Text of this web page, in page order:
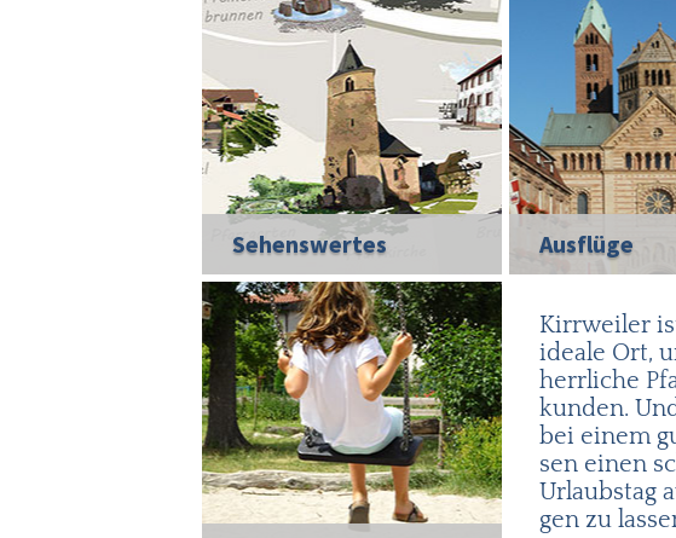
Sehenswertes Ausflüge
Kirr­weiler
idea­le Ort,
herr­li­che
kun­den.
bei ei­nem
sen einen
Ur­laubs­tag
gen zu